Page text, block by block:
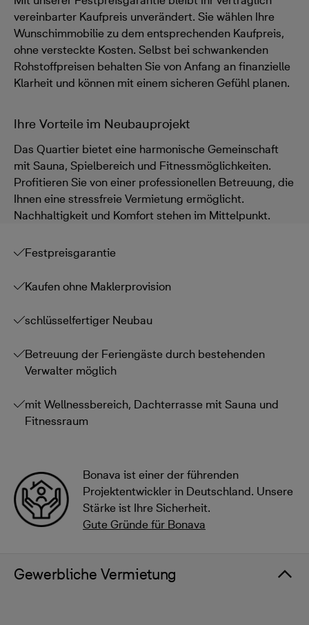
vereinbarter Kaufpreis unverändert. Sie wählen Ihre
Wunschimmobilie zu dem entsprechenden Kaufpreis,
ohne versteckte Kosten. Selbst bei schwankenden
Rohstoffpreisen behalten Sie von Anfang an finanzielle
Klarheit und können mit einem sicheren Gefühl planen.
Ihre Vorteile im Neubauprojekt
Das Quartier bietet eine harmonische Gemeinschaft
mit Sauna, Spielbereich und Fitnessmöglichkeiten.
Profitieren Sie von einer professionellen Betreuung, die
Ihnen eine stressfreie Vermietung ermöglicht.
Nachhaltigkeit und Komfort stehen im Mittelpunkt.
Festpreisgarantie
Kaufen ohne Maklerprovision
schlüsselfertiger Neubau
Betreuung der Feriengäste durch bestehenden
Verwalter möglich
mit Wellnessbereich, Dachterrasse mit Sauna und
Fitnessraum
Bonava ist einer der führenden
Projektentwickler in Deutschland. Unsere
Stärke ist Ihre Sicherheit.
Gute Gründe für Bonava
Gewerbliche Vermietung